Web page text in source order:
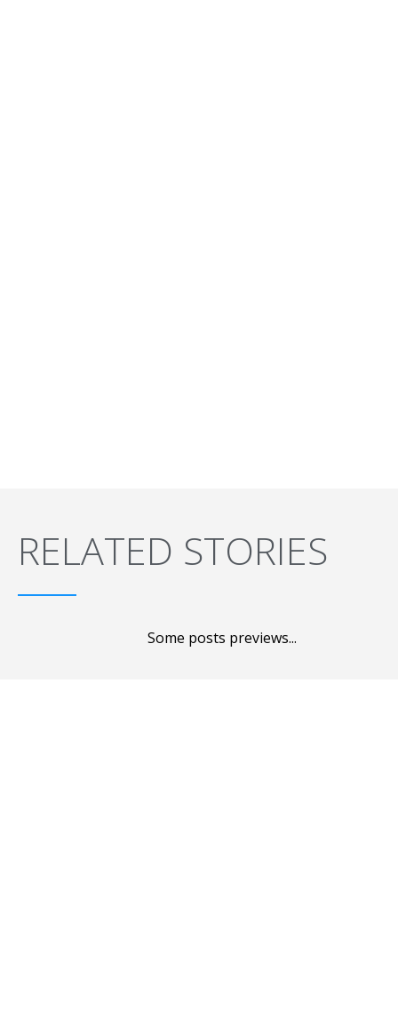
RELATED STORIES
Some posts previews...